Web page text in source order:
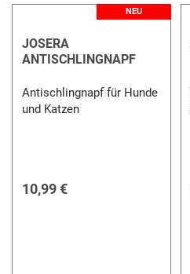
NEU
JOSERA
ANTISCHLINGNAPF
Antischlingnapf für Hunde
und Katzen
10,99 €